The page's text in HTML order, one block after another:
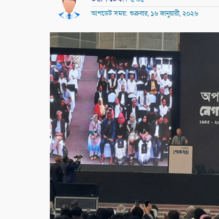
আপডেট সময়: শুক্রবার, ১৬ জানুয়ারী, ২০২৬